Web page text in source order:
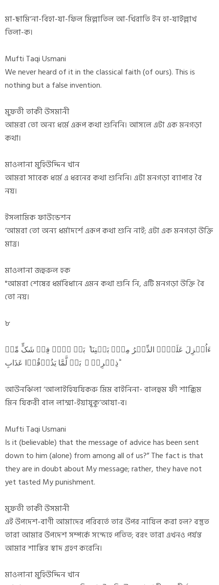
মা-ছামি‘না-বিহা-যা-ফিল মিল্লাতিল আ-খিরাতি ইন হা-যাইল্লাখ
তিলা-ক।
Mufti Taqi Usmani
We never heard of it in the classical faith (of ours). This is
nothing but a false invention.
মুফতী তাকী উসমানী
আমরা তো অন্য ধর্মে এরূপ কথা শুনিনি। আসলে এটা এক মনগড়া
কথা।
মাওলানা মুহিউদ্দিন খান
আমরা সাবেক ধর্মে এ ধরনের কথা শুনিনি। এটা মনগড়া ব্যাপার বৈ
নয়।
ইসলামিক ফাউন্ডেশন
‘আমরা তো অন্য ধর্মাদর্শে এরূপ কথা শুনি নাই; এটা এক মনগড়া উক্তি
মাত্র।
মাওলানা জহুরুল হক
"আমরা শেষের ধর্মবিধানে এমন কথা শুনি নি, এটি মনগড়া উক্তি বৈ
তো নয়।
৮
ءَاُنۡزِلَ عَلَیۡہِ الذِّکۡرُ مِنۡۢ بَیۡنِنَا ؕ بَلۡ ہُمۡ فِیۡ شَکٍّ مِّنۡ
ذِکۡرِیۡ ۚ بَلۡ لَّمَّا یَذُوۡقُوۡا عَذَابِ ؕ
আউনঝিলা ‘আলাইহিযযিকরু মিম বাইনিনা- বালহুম ফী শাক্কিম
মিন যিকরী বাল লাম্মা-ইয়াযূকূ‘আযা-ব।
Mufti Taqi Usmani
Is it (believable) that the message of advice has been sent
down to him (alone) from among all of us?” The fact is that
they are in doubt about My message; rather, they have not
yet tasted My punishment.
মুফতী তাকী উসমানী
এই উপদেশ-বাণী আমাদের পরিবর্তে তার উপর নাযিল করা হল? বস্তুত
তারা আমার উপদেশ সম্পর্কে সন্দেহে পতিত; বরং তারা এখনও পর্যন্ত
আমার শাস্তির স্বাদ গ্রহণ করেনি।
মাওলানা মুহিউদ্দিন খান